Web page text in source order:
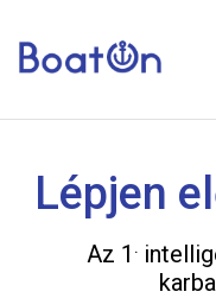
Lépjen
Az 1 .